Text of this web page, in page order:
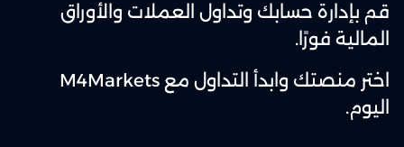
قم بإدارة حسابك وتداول العملات والأوراق
المالية فورًا.
اختر منصتك وابدأ التداول مع M4Markets
اليوم.